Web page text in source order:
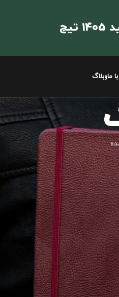
ماوبلاگ
در فوریه 15, 2026